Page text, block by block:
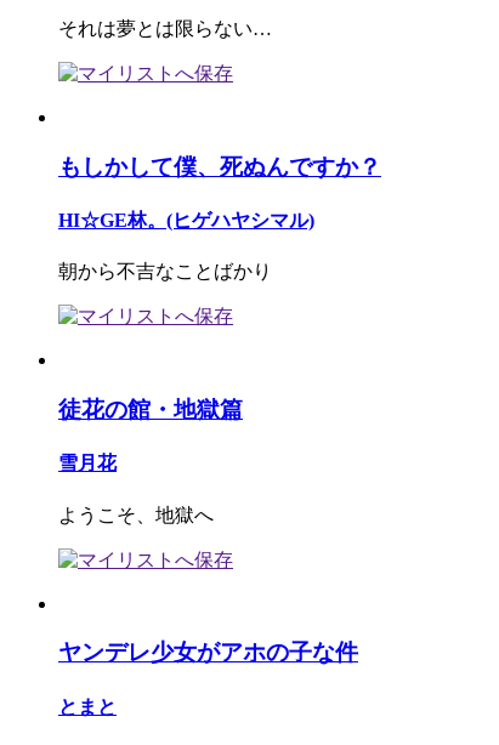
それは夢とは限らない…
もしかして僕、死ぬんですか？
HI☆GE林。(ヒゲハヤシマル)
朝から不吉なことばかり
徒花の館・地獄篇
雪月花
ようこそ、地獄へ
ヤンデレ少女がアホの子な件
とまと